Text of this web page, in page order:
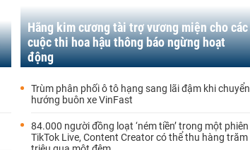
Hãng kim cương tài trợ vương miện cho các
cuộc thi hoa hậu thông báo ngừng hoạt
động
Trùm phân phối ô tô hạng sang lãi đậm khi chuyển
hướng buôn xe VinFast
84.000 người đồng loạt ‘ném tiền’ trong một phiên
TikTok Live, Content Creator có thể thu hàng trăm